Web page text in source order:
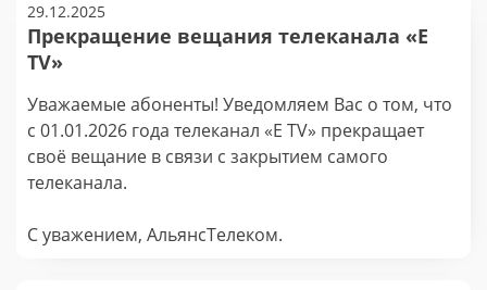
29.12.2025
Прекращение вещания телеканала «E
TV»
Уважаемые абоненты! Уведомляем Вас о том, что
с 01.01.2026 года телеканал «E TV» прекращает
своё вещание в связи с закрытием самого
телеканала.
С уважением, АльянсТелеком.